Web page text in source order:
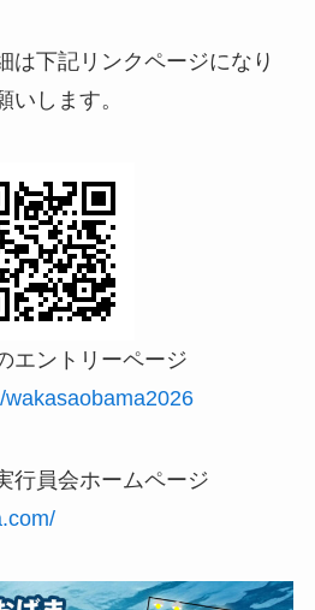
は下記リンクページになり
いします。
エントリーページ
行員会ホームページ